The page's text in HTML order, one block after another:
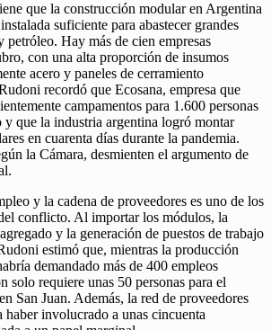
que la construcción modular en Argentina
suficiente para abastecer grandes
petróleo. Hay más de cien empresas
con una alta proporción de insumos
acero y paneles de cerramiento
recordó que Ecosana, empresa que
campamentos para 1.600 personas
y que la industria argentina logró montar
en cuarenta días durante la pandemia.
la Cámara, desmienten el argumento de
y la cadena de proveedores es uno de los
conflicto. Al importar los módulos, la
y la generación de puestos de trabajo
estimó que, mientras la producción
demandado más de 400 empleos
solo requiere unas 50 personas para el
San Juan. Además, la red de proveedores
haber involucrado a unas cincuenta